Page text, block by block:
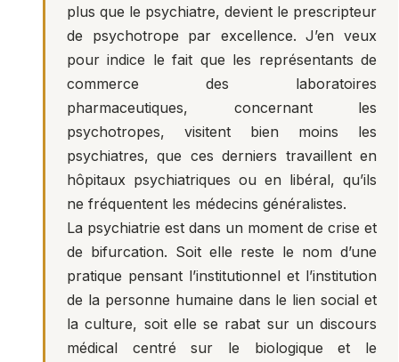
plus que le psychiatre, devient le prescripteur
de psychotrope par excellence. J’en veux
pour indice le fait que les représentants de
commerce des laboratoires
pharmaceutiques, concernant les
psychotropes, visitent bien moins les
psychiatres, que ces derniers travaillent en
hôpitaux psychiatriques ou en libéral, qu’ils
ne fréquentent les médecins généralistes.
La psychiatrie est dans un moment de crise et
de bifurcation. Soit elle reste le nom d’une
pratique pensant l’institutionnel et l’institution
de la personne humaine dans le lien social et
la culture, soit elle se rabat sur un discours
médical centré sur le biologique et le